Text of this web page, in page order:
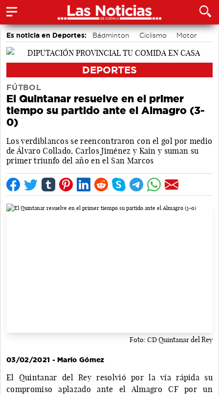
Es noticia en Deportes: Bádminton Ciclismo
Motor
Área de Deportes
DEPORTES
FÚTBOL
El Quintanar resuelve en el primer
tiempo su partido ante el Almagro (3-
0)
Los verdiblancos se reencontraron con el gol por medio
de Álvaro Collado, Carlos Jiménez y Kain y suman su
primer triunfo del año en el San Marcos
Foto: CD Quintanar del Rey
03/02/2021 - Mario Gómez
El Quintanar del Rey resolvió por la vía rápida su
compromiso aplazado ante el Almagro CF por un